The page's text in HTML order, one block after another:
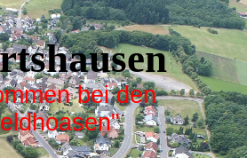
bei den